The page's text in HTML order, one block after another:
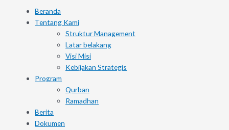
Beranda
Tentang Kami
Struktur Management
Latar belakang
Visi Misi
Kebijakan Strategis
Program
Qurban
Ramadhan
Berita
Dokumen